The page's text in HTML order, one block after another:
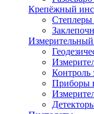
Крепёжный
Контроль
Приборы